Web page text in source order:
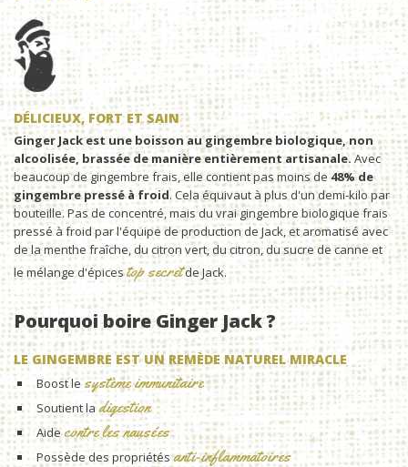
DÉLICIEUX, FORT ET SAIN
Ginger Jack est une boisson au gingembre biologique, non
alcoolisée, brassée de manière entièrement artisanale.Avec
beaucoup de gingembre frais, elle contient pas moins de48% de
gingembre pressé à froid. Cela équivaut à plus d'un demi-kilo par
bouteille. Pas de concentré, mais du vrai gingembre biologique frais
pressé à froid par l'équipe de production de Jack, et aromatisé avec
de la menthe fraîche, du citron vert, du citron, du sucre de canne et
le mélange d'épicestop secretde Jack.
Pourquoi boire Ginger Jack ?
LE GINGEMBRE EST UN REMÈDE NATUREL MIRACLE
Boost lesystème immunitaire
Soutient ladigestion
Aidecontre les nausées
Possède des propriétésanti-inflammatoires